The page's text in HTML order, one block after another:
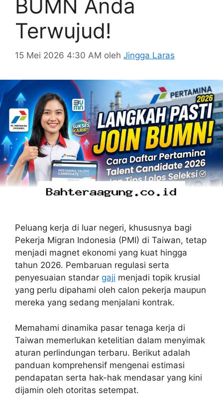
BUMN Anda
Terwujud!
15 Mei 2026 4:30 AM oleh Jingga Laras
Peluang kerja di luar negeri, khususnya bagi
Pekerja Migran Indonesia (PMI) di Taiwan, tetap
menjadi magnet ekonomi yang kuat hingga
tahun 2026. Pembaruan regulasi serta
penyesuaian standar gaji menjadi topik krusial
yang perlu dipahami oleh calon pekerja maupun
mereka yang sedang menjalani kontrak.
Memahami dinamika pasar tenaga kerja di
Taiwan memerlukan ketelitian dalam menyimak
aturan perlindungan terbaru. Berikut adalah
panduan komprehensif mengenai estimasi
pendapatan serta hak-hak mendasar yang kini
dijamin oleh otoritas setempat.